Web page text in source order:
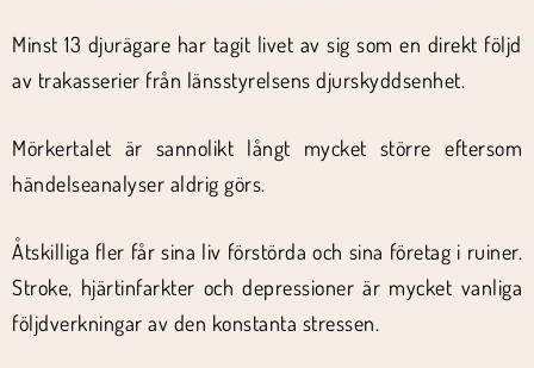
Minst 13 djurägare har tagit livet av sig som en direkt följd
av trakasserier från länsstyrelsens djurskyddsenhet.
Mörkertalet är sannolikt långt mycket större eftersom
händelseanalyser aldrig görs.
Åtskilliga fler får sina liv förstörda och sina företag i ruiner.
Stroke, hjärtinfarkter och depressioner är mycket vanliga
följdverkningar av den konstanta stressen.